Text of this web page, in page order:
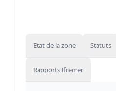
Etat de la zone Statuts
Rapports Ifremer